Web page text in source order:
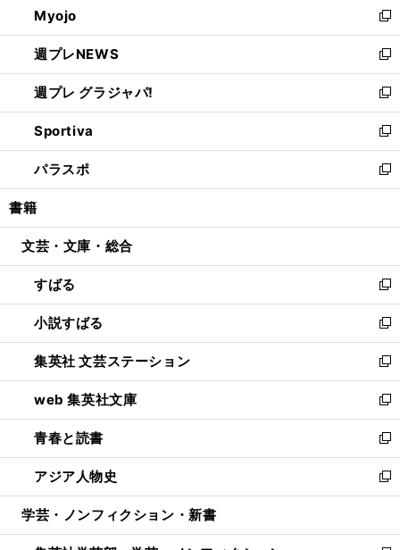
く
で
開
く
ド
ウ
で
開
く
ィ
ン
ド
ウ
で
開
く
Myojo
新
し
い
ウ
ィ
ン
ド
ウ
で
開
週プレNEWS
新
し
い
ウ
ィ
ン
ド
ウ
開
週プレ グラジャパ!
新
し
い
ウ
ィ
ン
ウ
開
く
Sportiva
新
し
い
ウ
ン
ウ
で
開
く
パラスポ
新
し
ウ
ン
ド
ウ
で
開
く
書籍
文芸・文庫・総合
すばる
新
し
い
ウ
ィ
ン
ド
ウ
で
開
く
小説すばる
新
し
い
ウ
ィ
ン
ド
ウ
で
開
集英社 文芸ステーション
新
し
い
ウ
ィ
ン
ド
ウ
開
web 集英社文庫
新
し
い
ウ
ィ
ン
ウ
青春と読書
新
し
い
ウ
ン
アジア人物史
新
し
ウ
学芸・ノンフィクション・新書